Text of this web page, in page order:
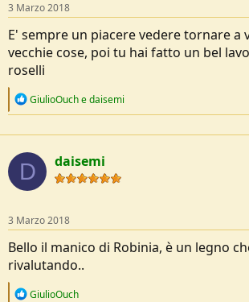
3 Marzo 2018
E' sempre un piacere vedere tornare a
vecchie cose, poi tu hai fatto un bel
roselli
R
c
t
i
o
n
GiulioOuchedaisemi
D daisemi
3 Marzo 2018
Bello il manico di Robinia, è un legno
rivalutando..
R
GiulioOuch